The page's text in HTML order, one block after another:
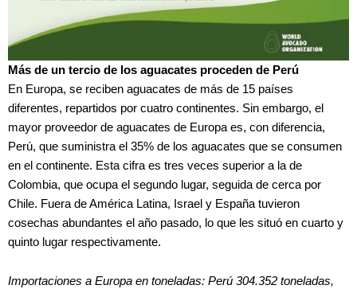
Más de un tercio de los aguacates proceden de Perú
En Europa, se reciben aguacates de más de 15 países
diferentes, repartidos por cuatro continentes. Sin embargo, el
mayor proveedor de aguacates de Europa es, con diferencia,
Perú, que suministra el 35% de los aguacates que se consumen
en el continente. Esta cifra es tres veces superior a la de
Colombia, que ocupa el segundo lugar, seguida de cerca por
Chile. Fuera de América Latina, Israel y España tuvieron
cosechas abundantes el año pasado, lo que les situó en cuarto y
quinto lugar respectivamente.
Importaciones a Europa en toneladas: Perú 304.352 toneladas,